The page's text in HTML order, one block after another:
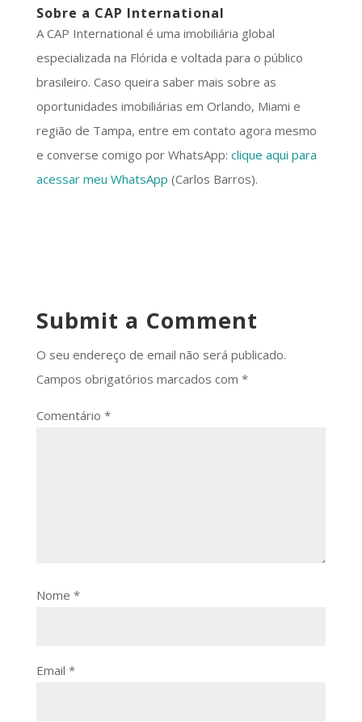
Sobre a CAP International
A CAP International é uma imobiliária global
especializada na Flórida e voltada para o público
brasileiro. Caso queira saber mais sobre as
oportunidades imobiliárias em Orlando, Miami e
região de Tampa, entre em contato agora mesmo
e converse comigo por WhatsApp: clique aqui para
acessar meu WhatsApp (Carlos Barros).
Submit a Comment
O seu endereço de email não será publicado.
Campos obrigatórios marcados com *
Comentário *
Nome *
Email *